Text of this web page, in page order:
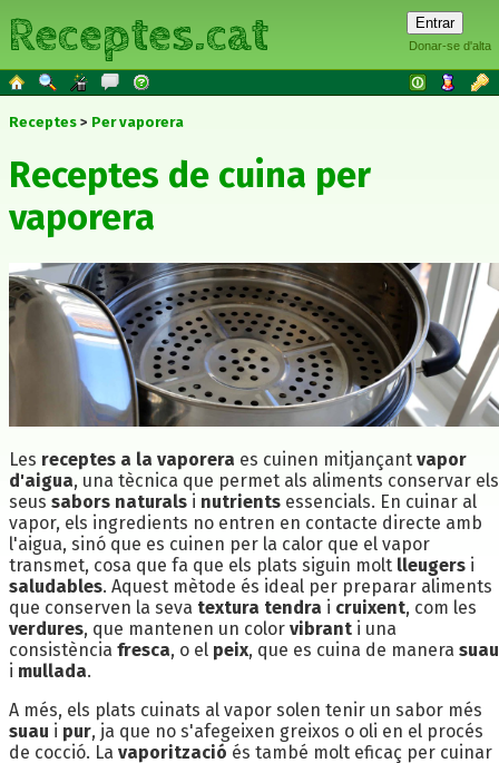
Donar-se d'alta
Receptes.cat
Receptes Per vaporera
Receptes de cuina per
vaporera
Les receptes a la vaporera es cuinen mitjançant vapor
d'aigua, una tècnica que permet als aliments conservar els
seus sabors naturals i nutrients essencials. En cuinar al
vapor, els ingredients no entren en contacte directe amb
l'aigua, sinó que es cuinen per la calor que el vapor
transmet, cosa que fa que els plats siguin molt lleugers i
saludables. Aquest mètode és ideal per preparar aliments
que conserven la seva textura tendra i cruixent, com les
verdures, que mantenen un color vibrant i una
consistència fresca, o el peix, que es cuina de manera suau
i mullada.
A més, els plats cuinats al vapor solen tenir un sabor més
suau i pur, ja que no s'afegeixen greixos o oli en el procés
de cocció. La vaporització és també molt eficaç per cuinar